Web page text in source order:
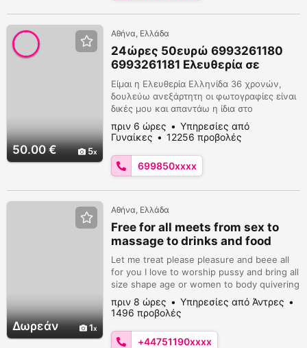
μου. Δευτέρα εως Κυρι...
50.00 € 5
Αθήνα, Ελλάδα
24ώρες 50ευρώ 6993261180
6993261181 Ελευθερία σε
περιμένω στο χώρο μου
Είμαι η Ελευθερία Ελληνίδα 36 χρονών,
δουλεύω ανεξάρτητη οι φωτογραφίες είναι
δικές μου και απαντάω η ίδια στο
τηλέφωνο. Το πρόγραμμα μου είναι για 1
ωρα με 2 εκτονώσεις Sex σε διάφορες
στάσεις 50 ευρώ και με συν 20 ευρω
ελεύθερο στοματικο και 69 οχι πρωκτικό.
Μη στέλνετε μηνύματα στο chat και στις
μου. Δευτέρα εως Κυρι...
πριν 6 ώρες
Υπηρεσίες από
Γυναίκες
12256 προβολές
699850xxxx
Δωρεάν 1
Αθήνα, Ελλάδα
Free for all meets from sex to
massage to drinks and food
Let me treat please pleasure and beee all
for you I love to worship pussy and bring all
size shape age or women to body quivering
wet shaking orgasms leaving you in bliss
fully clean respectful and know how to
please just lie back and enjoy the ride
beautiful ????
πριν 8 ώρες
Υπηρεσίες από Άντρες
1496 προβολές
+44751190xxxx